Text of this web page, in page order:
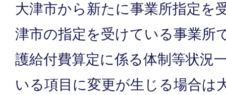
大津市から新たに事業所指定を
津市の指定を受けている事業所
護給付費算定に係る体制等状況
いる項目に変更が生じる場合は